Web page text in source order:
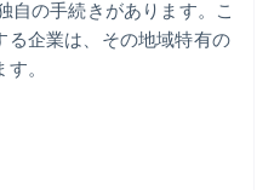
自の手続きがあります。こ
る企業は、その地域特有の
。